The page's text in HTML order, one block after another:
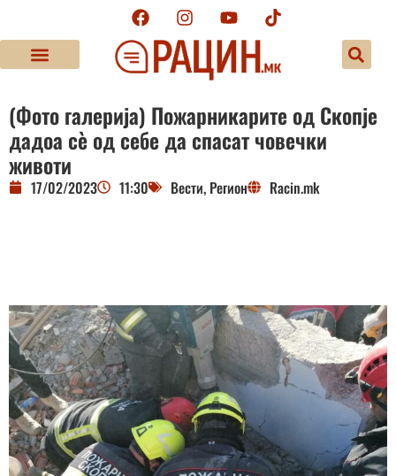
(Фото галерија) Пожарникарите од Скопје
дадоа сè од себе да спасат човечки
животи
17/02/2023 11:30 Вести, Регион Racin.mk